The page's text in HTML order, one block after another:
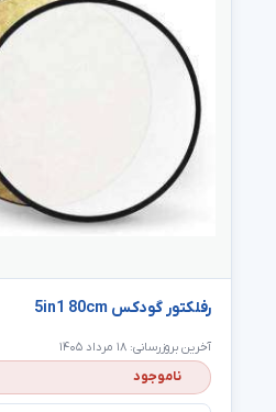
رفلکتور گودکس 5in1 80cm
آخرین بروزرسانی: ۱۸ مرداد ۱۴۰۵
ناموجود